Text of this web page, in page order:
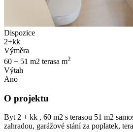
Dispozice
2+kk
Výměra
60 + 51 m2 terasa m2
Výtah
Ano
O projektu
Byt 2 + kk , 60 m2 s terasou 51 m2
zahradou, garážové stání za poplatek,